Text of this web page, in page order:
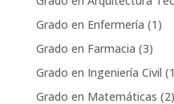
Grado en Enfermería (1)
Grado en Farmacia (3)
Grado en Ingeniería Civil
Grado en Matemáticas (2)